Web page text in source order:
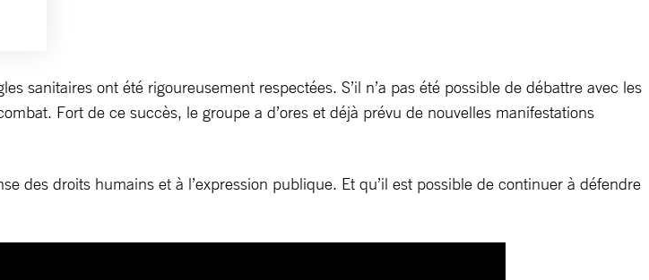
sanitaires ont été rigoureusement respectées. S’il n’a pas été possible de débattre avec les
Fort de ce succès, le groupe a d’ores et déjà prévu de nouvelles manifestations
des droits humains et à l’expression publique. Et qu’il est possible de continuer à défendre